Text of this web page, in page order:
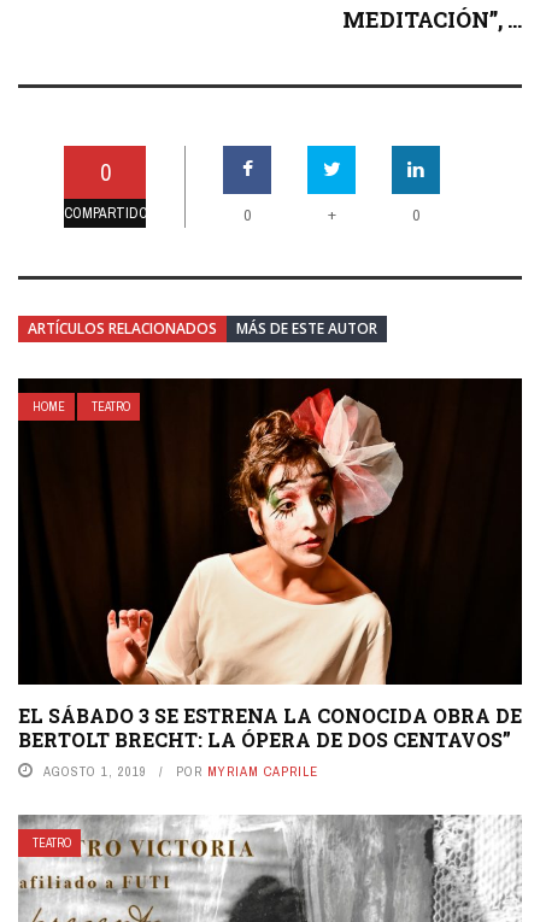
MEDITACIÓN”, ...
0
COMPARTIDO 0 + 0
ARTÍCULOS RELACIONADOS MÁS DE ESTE AUTOR
HOME TEATRO
EL SÁBADO 3 SE ESTRENA LA CONOCIDA OBRA DE
BERTOLT BRECHT: LA ÓPERA DE DOS CENTAVOS”
AGOSTO 1, 2019 POR MYRIAM CAPRILE
TEATRO